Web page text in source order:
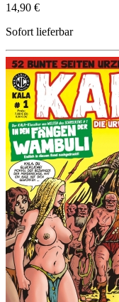
14,90 €
Sofort lieferbar